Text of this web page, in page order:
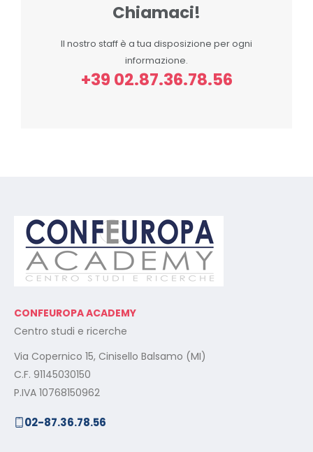
Chiamaci!
Il nostro staff è a tua disposizione per ogni
informazione.
+39 02.87.36.78.56
CONFEUROPA ACADEMY
Centro studi e ricerche
Via Copernico 15, Cinisello Balsamo (MI)
C.F. 91145030150
P.IVA 10768150962
02-87.36.78.56